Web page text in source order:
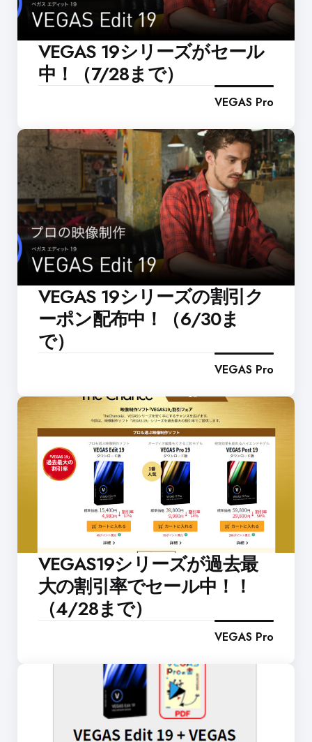
VEGAS 19シリーズがセール
中！（7/28まで）
VEGAS Pro
VEGAS 19シリーズの割引ク
ーポン配布中！（6/30ま
で）
VEGAS Pro
VEGAS19シリーズが過去最
大の割引率でセール中！！
（4/28まで）
VEGAS Pro